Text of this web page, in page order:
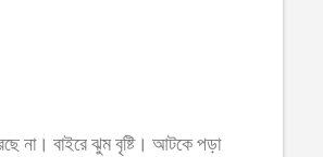
না। বাইরে ঝুম বৃষ্টি। আটকে পড়া